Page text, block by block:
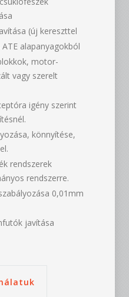
(új kereszttel
alapanyagokból
motor-
vagy szerelt
igény szerint
könnyítése,
rendszerek
rendszerre.
0,01mm
javítása